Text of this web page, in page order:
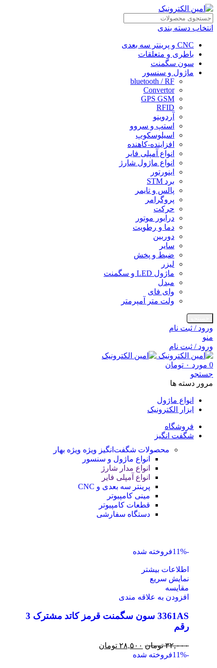
انتخاب دسته بندی
CNC و پرینتر سه بعدی
باطری و متعلقات
سون سگمنت
ماژول و سنسور
bluetooth / RF
Convertor
GPS GSM
RFID
آردوینو
استپ و سروو
اسیلوسکوپ
افزاینده-کاهنده
انواع آمپلی فایر
انواع ماژول شارژ
اینورتور
برد STM
پالس و تایمر
پروگرامر
حرکت
درایور موتور
دما و رطویت
دوربین
سایر
ضبط و پخش
لیزر
ماژول LED و سگمنت
مبدل
وای فای
ولت متر آمپرمتر
ورود / ثبت نام
منو
ورود / ثبت نام
0 مورد ۰ تومان
جستجو
مرور دسته ها
انواع ماژول
ابزار الکترونیک
فروشگاه
شگفت انگیز
محصولات شگفت‌انگیز ویژه ویژه بهار
انواع ماژول و سنسور
انواع مدار شارژ
انواع آمپلی فایر
پرینتر سه بعدی و CNC
مینی کامپیوتر
قطعات کامپیوتر
دستگاه سفارشی
-11% فروخته شده
اطلاعات بیشتر
نمایش سریع
مقايسه
افزودن به علاقه مندی
3361AS سون سگمنت قرمز کاتد مشترک 3
رقم
۳۲,۰۰۰ تومان ۲۸,۵۰۰ تومان
-11%
فروخته شده